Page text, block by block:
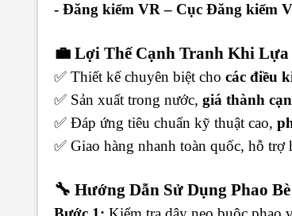
- Đăng kiểm VR – Cục Đăng kiểm
💼 Lợi Thế Cạnh Tranh Khi
✅ Thiết kế chuyên biệt cho các điều
✅ Sản xuất trong nước, giá thành
✅ Đáp ứng tiêu chuẩn kỹ thuật cao,
✅ Giao hàng nhanh toàn quốc, hỗ trợ
🔧 Hướng Dẫn Sử Dụng Phao